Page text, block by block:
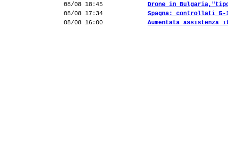
08/08 18:45
Drone in
08/08 17:34
Spagna: controllati 5-
08/08 16:00
Aumentata assistenza